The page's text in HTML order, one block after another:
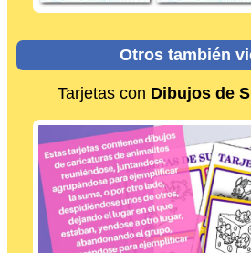
Otros también
Tarjetas con Dibujos de